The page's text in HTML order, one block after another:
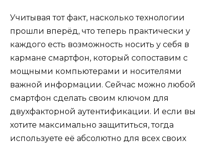
Учитывая тот факт, насколько технологии
прошли вперёд, что теперь практически у
каждого есть возможность носить у себя в
кармане смартфон, который сопоставим с
мощными компьютерами и носителями
важной информации. Сейчас можно любой
смартфон сделать своим ключом для
двухфакторной аутентификации. И если вы
хотите максимально защититься, тогда
используете её абсолютно для всех своих